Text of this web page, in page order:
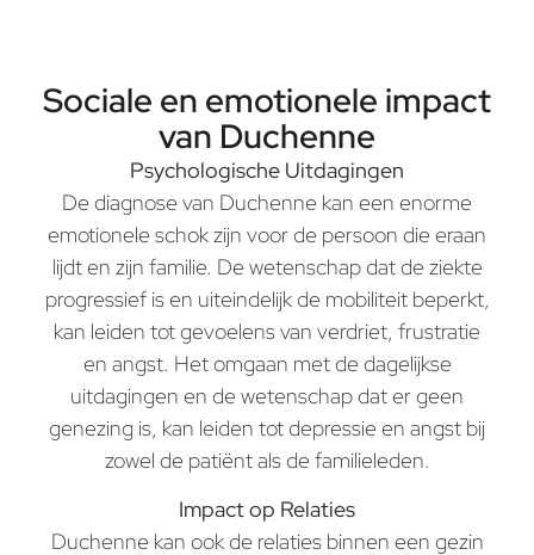
Sociale en emotionele impact
van Duchenne
Psychologische Uitdagingen
De diagnose van Duchenne kan een enorme
emotionele schok zijn voor de persoon die eraan
lijdt en zijn familie. De wetenschap dat de ziekte
progressief is en uiteindelijk de mobiliteit beperkt,
kan leiden tot gevoelens van verdriet, frustratie
en angst. Het omgaan met de dagelijkse
uitdagingen en de wetenschap dat er geen
genezing is, kan leiden tot depressie en angst bij
zowel de patiënt als de familieleden.
Impact op Relaties
Duchenne kan ook de relaties binnen een gezin